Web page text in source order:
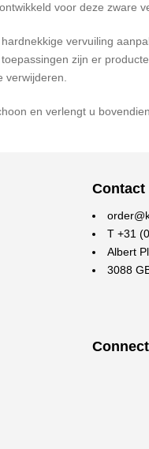
voor deze zware
vervuiling
zijn er
verwijderen.
en verlengt u
Contact
T +31
Albert
3088